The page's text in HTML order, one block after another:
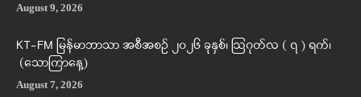
August 9, 2026
KT-FM မြန်မာဘာသာ အစီအစဉ် ၂၀၂၆ ခုနှစ်၊ ဩဂုတ်လ ( ၇ ) ရက်၊
(သောကြာနေ့)
August 7, 2026